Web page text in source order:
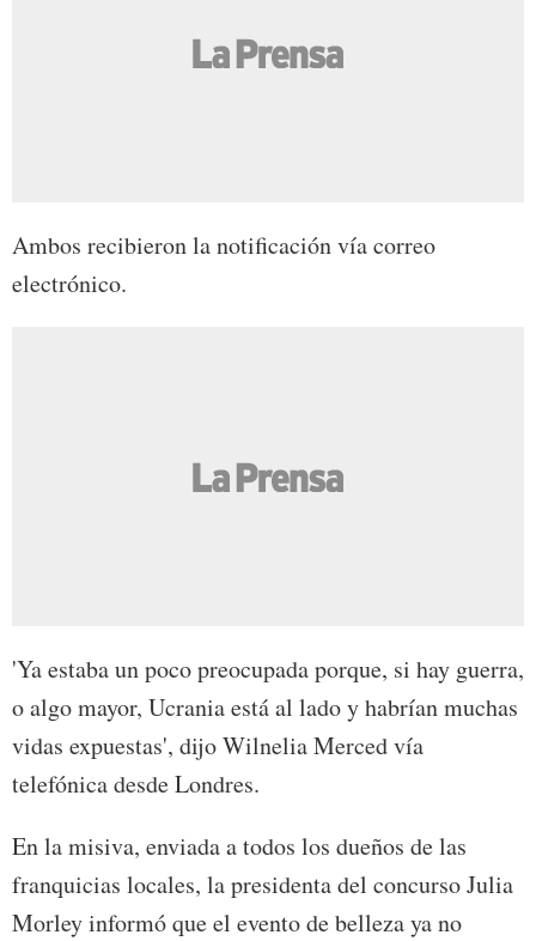
Ambos recibieron la notificación vía correo
electrónico.
'Ya estaba un poco preocupada porque, si hay guerra,
o algo mayor, Ucrania está al lado y habrían muchas
vidas expuestas', dijo Wilnelia Merced vía
telefónica desde Londres.
En la misiva, enviada a todos los dueños de las
franquicias locales, la presidenta del concurso Julia
Morley informó que el evento de belleza ya no